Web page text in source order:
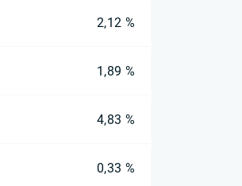
2,12 %
1,89 %
4,83 %
0,33 %